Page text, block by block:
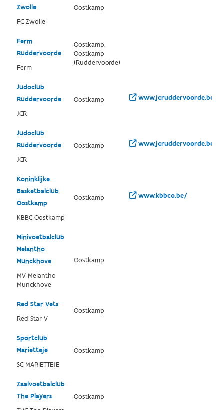
Zwolle
FC Zwolle
Oostkamp
Ferm
Ruddervoorde
Ferm
Oostkamp,
Oostkamp
(Ruddervoorde)
Judoclub
Ruddervoorde
JCR
Oostkamp www.jcruddervoorde.be/
Judoclub
Ruddervoorde
JCR
Oostkamp www.jcruddervoorde.be/
Koninklijke
Basketbalclub
Oostkamp
KBBC Oostkamp
Oostkamp www.kbbco.be/
Minivoetbalclub
Melantho
Munckhove
MV Melantho
Munckhove
Oostkamp
Red Star Vets
Red Star V
Oostkamp
Sportclub
Marietteje
SC MARIETTEJE
Oostkamp
Zaalvoetbalclub
The Players
Oostkamp